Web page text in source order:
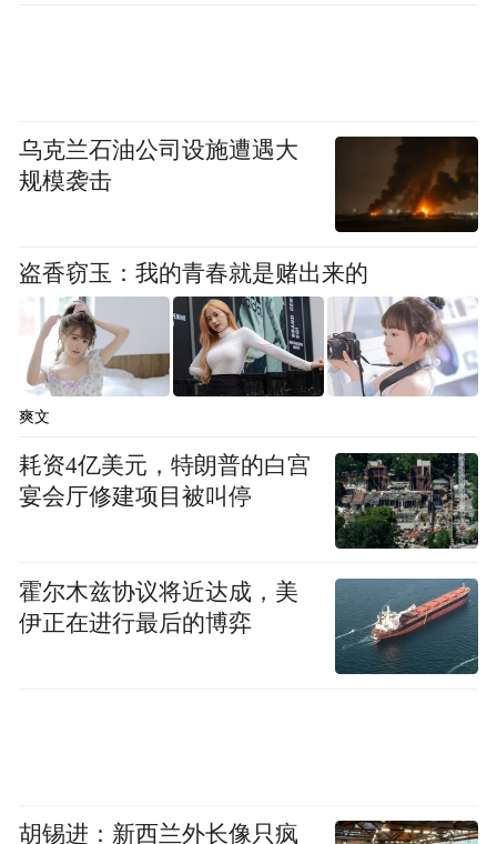
乌克兰石油公司设施遭遇大
规模袭击
盗香窃玉：我的青春就是赌出来的
爽文
耗资4亿美元，特朗普的白宫
宴会厅修建项目被叫停
霍尔木兹协议将近达成，美
伊正在进行最后的博弈
胡锡进：新西兰外长像只疯